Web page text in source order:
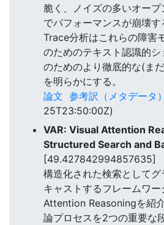
脆く、ノイズの多いオー
でパフォーマンスが崩壊
Trace分析はこれらの障害
のためのテキスト認識的
のためのより徹底的な(ま
を明らかにする。
論文 参考訳（メタデータ）
25T23:50:00Z)
VAR: Visual Attention
Structured Search and
[49.427842994857635]
構造化された検索としてグ
キャストするフレームワ
Attention Reasoningを紹
論プロセスを2つの重要な